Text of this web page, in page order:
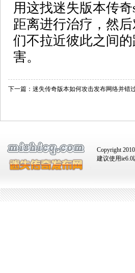
用这找迷失版本传
距离进行治疗，然
们不拉近彼此之间
害。
下一篇： 迷失传奇版本如何攻击发布网络并错
Copyright
建议使用